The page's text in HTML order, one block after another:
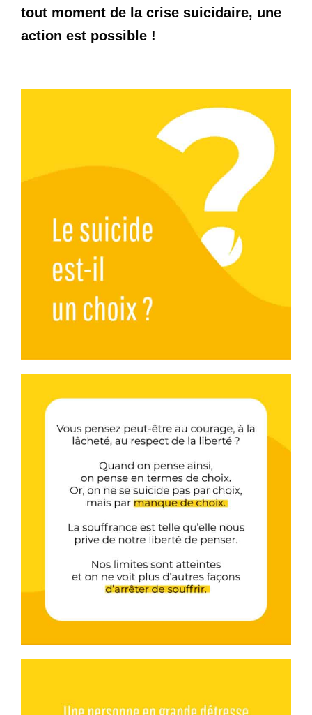
tout moment de la crise suicidaire, une
action est possible !